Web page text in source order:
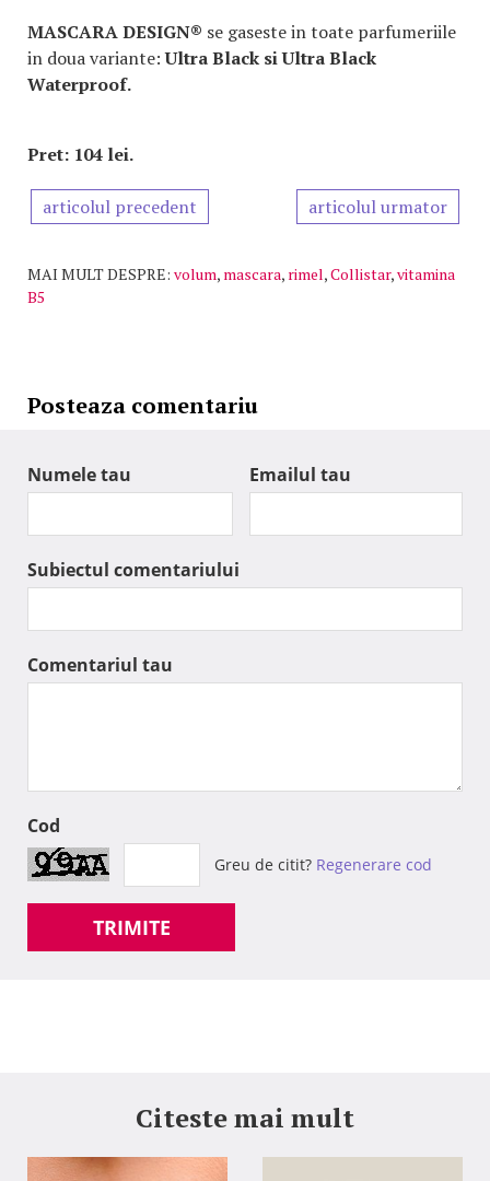
MASCARA DESIGN® se gaseste in toate parfumeriile
in doua variante:Ultra Black si Ultra Black
Waterproof.
Pret: 104 lei.
articolul precedent articolul urmator
MAI MULT DESPRE: volum, mascara, rimel,Collistar,vitamina
B5
Posteaza comentariu
Numele tau Emailul tau
Subiectul comentariului
Comentariul tau
Cod
Greu de citit? Regenerare cod
TRIMITE
Citeste mai mult